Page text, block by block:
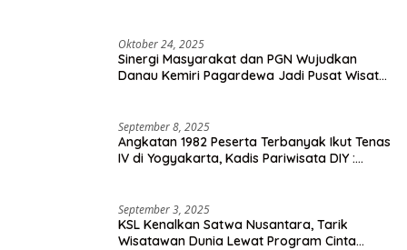
Oktober 24, 2025
Sinergi Masyarakat dan PGN Wujudkan
Danau Kemiri Pagardewa Jadi Pusat Wisata
September 8, 2025
Angkatan 1982 Peserta Terbanyak Ikut Tenas
IV di Yogyakarta, Kadis Pariwisata DIY :
September 3, 2025
KSL Kenalkan Satwa Nusantara, Tarik
Wisatawan Dunia Lewat Program Cinta